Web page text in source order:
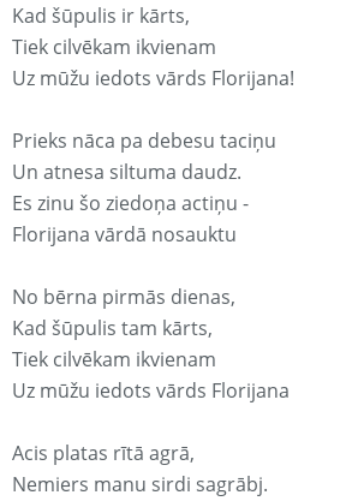
Kad šūpulis ir kārts,
Tiek cilvēkam ikvienam
Uz mūžu iedots vārds Florijana!
Prieks nāca pa debesu taciņu
Un atnesa siltuma daudz.
Es zinu šo ziedoņa actiņu -
Florijana vārdā nosauktu
No bērna pirmās dienas,
Kad šūpulis tam kārts,
Tiek cilvēkam ikvienam
Uz mūžu iedots vārds Florijana
Acis platas rītā agrā,
Nemiers manu sirdi sagrābj.